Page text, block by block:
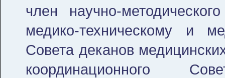
член научно-
медико-техническому и
Совета деканов
координационного